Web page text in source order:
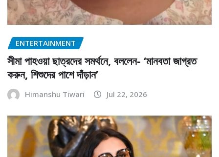
ENTERTAINMENT
সীমা পাহওয়া ছাত্রদের সমর্থনে, বললেন- ‘মানবতা জাগ্রত
করুন, শিশুদের পাশে দাঁড়ান’
Himanshu Tiwari Jul 22, 2026